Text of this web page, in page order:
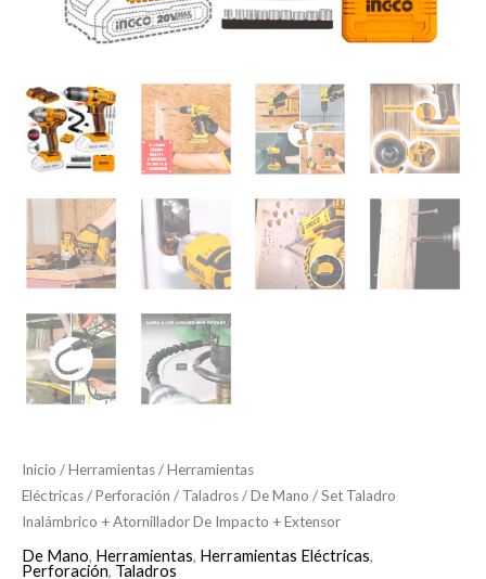
Inicio /Herramientas/Herramientas
Eléctricas/Perforación / Taladros/De Mano / Set Taladro
Inalámbrico + Atornillador De Impacto + Extensor
De Mano, Herramientas, Herramientas Eléctricas,
Perforación, Taladros